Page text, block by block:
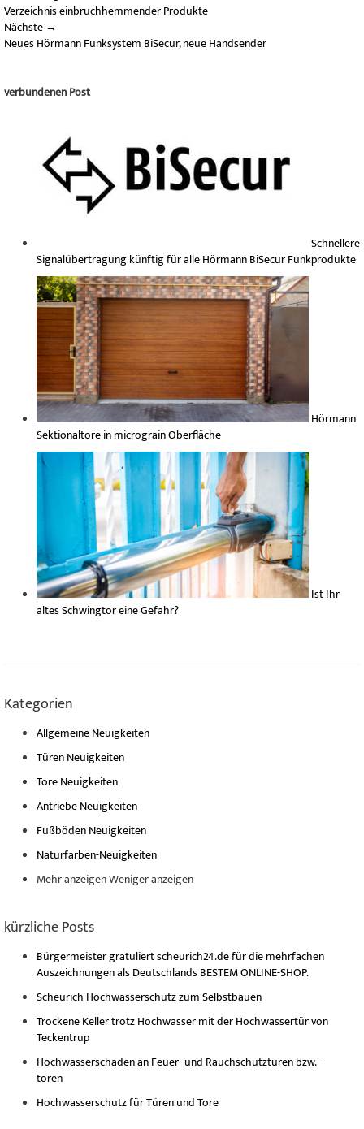
Verzeichnis einbruchhemmender Produkte
Nächste →
Neues Hörmann Funksystem BiSecur, neue Handsender
verbundenen Post
Schnellere
Signalübertragung künftig für alle Hörmann BiSecur Funkprodukte
Hörmann
Sektionaltore in micrograin Oberfläche
Ist Ihr
altes Schwingtor eine Gefahr?
Kategorien
Allgemeine Neuigkeiten
Türen Neuigkeiten
Tore Neuigkeiten
Antriebe Neuigkeiten
Fußböden Neuigkeiten
Naturfarben-Neuigkeiten
Mehr anzeigenWeniger anzeigen
kürzliche Posts
Bürgermeister gratuliert scheurich24.de für die mehrfachen
Auszeichnungen als Deutschlands BESTEM ONLINE-SHOP.
Scheurich Hochwasserschutz zum Selbstbauen
Trockene Keller trotz Hochwasser mit der Hochwassertür von
Teckentrup
Hochwasserschäden an Feuer- und Rauchschutztüren bzw. -
toren
Hochwasserschutz für Türen und Tore